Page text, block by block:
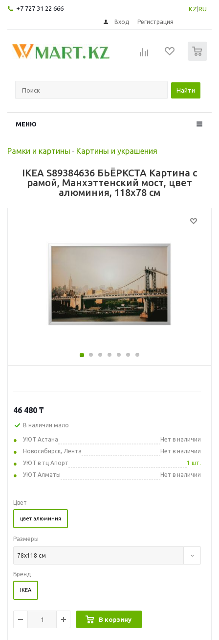
+7 727 31 22 666 KZ RU
Вход Регистрация
Найти
МЕНЮ
Рамки и картины - Картины и украшения
IKEA S89384636 БЬЁРКСТА Картина с
рамой, Манхэттенский мост, цвет
алюминия, 118x78 см
46 480 ₸
В наличии мало
УЮТ Астана
Нет в наличии
Новосибирск, Лента
Нет в наличии
УЮТ в тц Апорт
1 шт.
УЮТ Алматы
Нет в наличии
Цвет
цвет алюминия
Размеры
78x118 см
Бренд
IKEA
В корзину